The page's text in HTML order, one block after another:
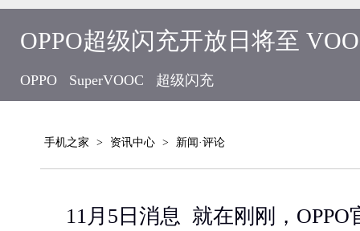
OPPO超级闪充开放日将至
OPPO SuperVOOC 超级闪充
手机之家 > 资讯中心 > 新闻·评论
11月5日消息 就在刚刚，OPPO